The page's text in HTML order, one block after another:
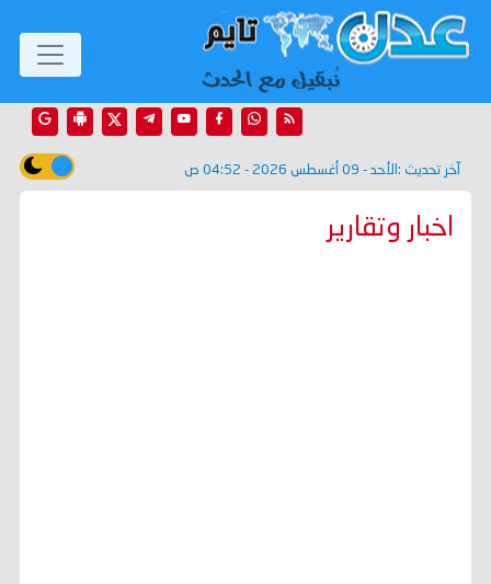
آخر تحديث : الأحد - 09 أغسطس 2026 - 04:52 ص
اخبار وتقارير